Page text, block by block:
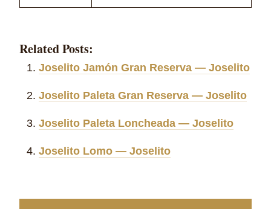
Related Posts:
Joselito Jamón Gran Reserva — Joselito
Joselito Paleta Gran Reserva — Joselito
Joselito Paleta Loncheada — Joselito
Joselito Lomo — Joselito